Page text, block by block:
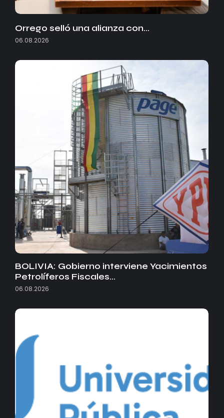
Orrego selló una alianza con…
06.08.2026
BOLIVIA: Gobierno interviene Yacimientos
Petrolíferos Fiscales…
06.08.2026